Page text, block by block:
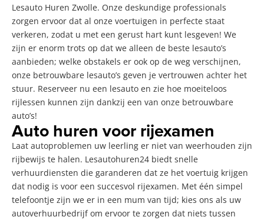
Lesauto Huren Zwolle. Onze deskundige professionals
zorgen ervoor dat al onze voertuigen in perfecte staat
verkeren, zodat u met een gerust hart kunt lesgeven! We
zijn er enorm trots op dat we alleen de beste lesauto’s
aanbieden; welke obstakels er ook op de weg verschijnen,
onze betrouwbare lesauto’s geven je vertrouwen achter het
stuur. Reserveer nu een lesauto en zie hoe moeiteloos
rijlessen kunnen zijn dankzij een van onze betrouwbare
auto’s!
Auto huren voor rijexamen
Laat autoproblemen uw leerling er niet van weerhouden zijn
rijbewijs te halen. Lesautohuren24 biedt snelle
verhuurdiensten die garanderen dat ze het voertuig krijgen
dat nodig is voor een succesvol rijexamen. Met één simpel
telefoontje zijn we er in een mum van tijd; kies ons als uw
autoverhuurbedrijf om ervoor te zorgen dat niets tussen